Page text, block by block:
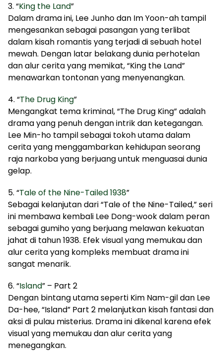
3. “King the Land”
Dalam drama ini, Lee Junho dan Im Yoon-ah tampil
mengesankan sebagai pasangan yang terlibat
dalam kisah romantis yang terjadi di sebuah hotel
mewah. Dengan latar belakang dunia perhotelan
dan alur cerita yang memikat, “King the Land”
menawarkan tontonan yang menyenangkan.
4. “The Drug King”
Mengangkat tema kriminal, “The Drug King” adalah
drama yang penuh dengan intrik dan ketegangan.
Lee Min-ho tampil sebagai tokoh utama dalam
cerita yang menggambarkan kehidupan seorang
raja narkoba yang berjuang untuk menguasai dunia
gelap.
5. “Tale of the Nine-Tailed 1938”
Sebagai kelanjutan dari “Tale of the Nine-Tailed,” seri
ini membawa kembali Lee Dong-wook dalam peran
sebagai gumiho yang berjuang melawan kekuatan
jahat di tahun 1938. Efek visual yang memukau dan
alur cerita yang kompleks membuat drama ini
sangat menarik.
6. “Island” – Part 2
Dengan bintang utama seperti Kim Nam-gil dan Lee
Da-hee, “Island” Part 2 melanjutkan kisah fantasi dan
aksi di pulau misterius. Drama ini dikenal karena efek
visual yang memukau dan alur cerita yang
menegangkan.